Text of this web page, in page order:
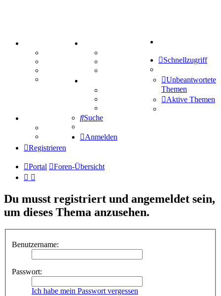
Mastodon
Treffenübersicht
Zitatesammlung
Schiffe versenken
Tipprunde
Comunio
Schnellzugriff
Unbeantwortete
Themen
Aktive Themen
Suche
Anmelden
Registrieren
Portal Foren-Übersicht
Du musst registriert und angemeldet sein,
um dieses Thema anzusehen.
Benutzername:
Passwort:
Ich habe mein Passwort vergessen